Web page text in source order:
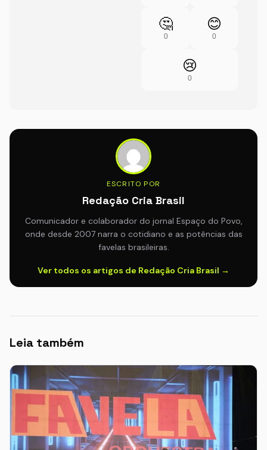
🤔
0
😊
0
😢
0
ESCRITO POR
Redação Cria Brasil
Comunicador e colaborador do jornal Espaço do Povo,
onde desde 2007 narra o cotidiano e as potências das
favelas brasileiras.
Ver todos os artigos de Redação Cria Brasil →
Leia também